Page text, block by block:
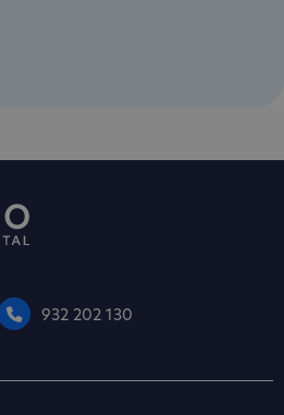
932 202 130